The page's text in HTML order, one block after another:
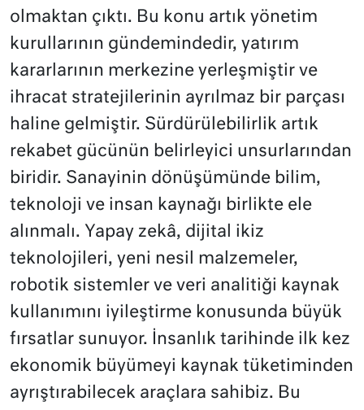
olmaktan çıktı. Bu konu artık yönetim
kurullarının gündemindedir, yatırım
kararlarının merkezine yerleşmiştir ve
ihracat stratejilerinin ayrılmaz bir parçası
haline gelmiştir. Sürdürülebilirlik artık
rekabet gücünün belirleyici unsurlarından
biridir. Sanayinin dönüşümünde bilim,
teknoloji ve insan kaynağı birlikte ele
alınmalı. Yapay zekâ, dijital ikiz
teknolojileri, yeni nesil malzemeler,
robotik sistemler ve veri analitiği kaynak
kullanımını iyileştirme konusunda büyük
fırsatlar sunuyor. İnsanlık tarihinde ilk kez
ekonomik büyümeyi kaynak tüketiminden
ayrıştırabilecek araçlara sahibiz. Bu